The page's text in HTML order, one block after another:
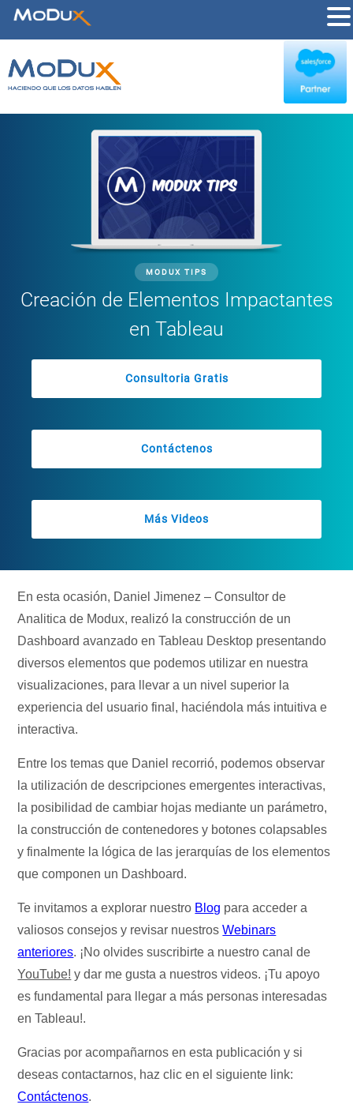
MODUX TIPS
Creación de Elementos Impactantes
en Tableau
Consultoria Gratis
Contáctenos
Más Videos
En esta ocasión, Daniel Jimenez – Consultor de
Analitica de Modux, realizó la construcción de un
Dashboard avanzado en Tableau Desktop presentando
diversos elementos que podemos utilizar en nuestra
visualizaciones, para llevar a un nivel superior la
experiencia del usuario final, haciéndola más intuitiva e
interactiva.
Entre los temas que Daniel recorrió, podemos observar
la utilización de descripciones emergentes interactivas,
la posibilidad de cambiar hojas mediante un parámetro,
la construcción de contenedores y botones colapsables
y finalmente la lógica de las jerarquías de los elementos
que componen un Dashboard.
Te invitamos a explorar nuestro Blog para acceder a
valiosos consejos y revisar nuestrosWebinars
anteriores. ¡No olvides suscribirte a nuestro canal de
YouTube! y dar me gusta a nuestros videos. ¡Tu apoyo
es fundamental para llegar a más personas interesadas
en Tableau!.
Gracias por acompañarnos en esta publicación y si
deseas contactarnos, haz clic en el siguiente link:
Contáctenos.